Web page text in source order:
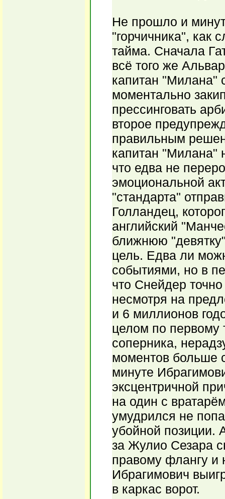
Не прошло и
"горчичника", как
тайма. Сначала
всё того же
капитан "Милана"
моментально
прессинговать
второе
правильным
капитан "Милана"
что едва не
эмоциональной
"стандарта"
Голландец,
английский
ближнюю
цель. Едва ли
событиями, но в
что Снейдер
несмотря на
и 6 миллионов
целом по первому
соперника,
моментов больше
минуте
эксцентричной
на один с
умудрился не
убойной позиции.
за Жулио Сезара
правому флангу и
Ибрагимович
в каркас ворот.